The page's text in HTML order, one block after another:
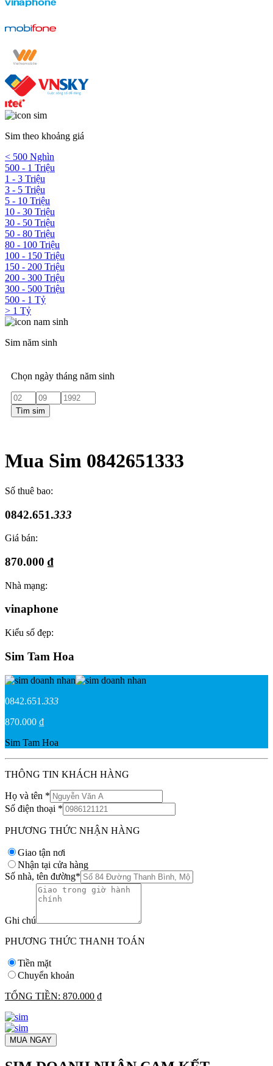
Sim theo khoảng giá
< 500 Nghìn
500 - 1 Triệu
1 - 3 Triệu
3 - 5 Triệu
5 - 10 Triệu
10 - 30 Triệu
30 - 50 Triệu
50 - 80 Triệu
80 - 100 Triệu
100 - 150 Triệu
150 - 200 Triệu
200 - 300 Triệu
300 - 500 Triệu
500 - 1 Tỷ
> 1 Tỷ
Sim năm sinh
Chọn ngày tháng năm sinh
Tìm sim
Mua Sim 0842651333
Số thuê bao:
0842.651.333
Giá bán:
870.000 ₫
Nhà mạng:
vinaphone
Kiểu số đẹp:
Sim Tam Hoa
0842.651.333
870.000 ₫
Sim Tam Hoa
THÔNG TIN KHÁCH HÀNG
Họ và tên *
Số điện thoại *
PHƯƠNG THỨC NHẬN HÀNG
Giao tận nơi
Nhận tại cửa hàng
Số nhà, tên đường*
Ghi chú
PHƯƠNG THỨC THANH TOÁN
Tiền mặt
Chuyển khoản
TỔNG TIỀN: 870.000 ₫
MUA NGAY